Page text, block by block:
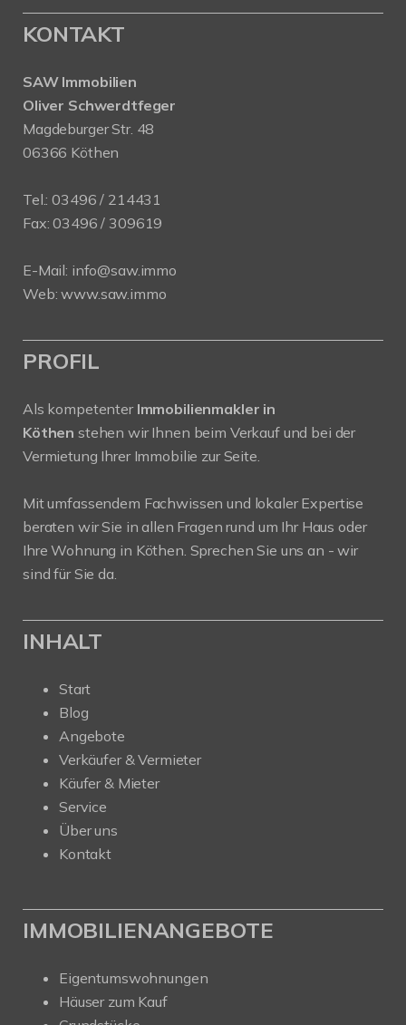
KONTAKT
SAW Immobilien
Oliver Schwerdtfeger
Magdeburger Str. 48
06366 Köthen
Tel.:03496 / 214431
Fax: 03496 / 309619
E-Mail: info@saw.immo
Web:www.saw.immo
PROFIL
Als kompetenter Immobilienmakler in
Köthen stehen wir Ihnen beim Verkauf und bei der
Vermietung Ihrer Immobilie zur Seite.
Mit umfassendem Fachwissen und lokaler Expertise
beraten wir Sie in allen Fragen rund um Ihr Haus oder
Ihre Wohnung in Köthen. Sprechen Sie uns an - wir
sind für Sie da.
INHALT
Start
Blog
Angebote
Verkäufer & Vermieter
Käufer & Mieter
Service
Über uns
Kontakt
IMMOBILIENANGEBOTE
Eigentumswohnungen
Häuser zum Kauf